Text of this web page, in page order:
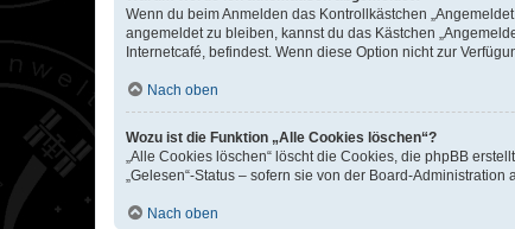
Wenn du beim Anmelden das Kontrollkästchen
angemeldet zu bleiben, kannst du das Kästchen
Internetcafé, befindest. Wenn diese Option nicht zur
Nach oben
Wozu ist die Funktion „Alle Cookies löschen“?
„Alle Cookies löschen“ löscht die Cookies, die phpBB
„Gelesen“-Status – sofern sie von der Board-
Nach oben